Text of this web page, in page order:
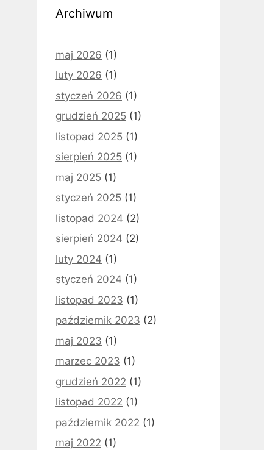
Archiwum
maj 2026 (1)
luty 2026 (1)
styczeń 2026 (1)
grudzień 2025 (1)
listopad 2025 (1)
sierpień 2025 (1)
maj 2025 (1)
styczeń 2025 (1)
listopad 2024 (2)
sierpień 2024 (2)
luty 2024 (1)
styczeń 2024 (1)
listopad 2023 (1)
październik 2023 (2)
maj 2023 (1)
marzec 2023 (1)
grudzień 2022 (1)
listopad 2022 (1)
październik 2022 (1)
maj 2022 (1)